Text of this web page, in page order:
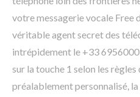
votre messagerie vocale Free
véritable agent secret des
intrépidement le +33
sur la touche 1 selon les
préalablement personnalisé,